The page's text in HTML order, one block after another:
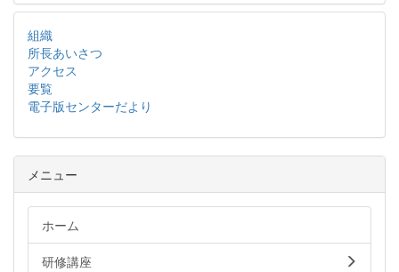
組織
所長あいさつ
アクセス
要覧
電子版センターだより
メニュー
ホーム
研修講座